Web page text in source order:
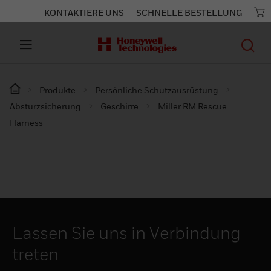
KONTAKTIERE UNS SCHNELLE BESTELLUNG
Produkte
Persönliche Schutzausrüstung
Absturzsicherung
Geschirre
Miller RM Rescue
Harness
Lassen Sie uns in Verbindung
treten